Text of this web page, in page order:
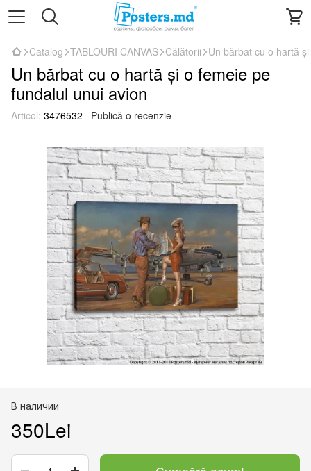
Catalog TABLOURI CANVAS Călătorii Un bărbat cu o hartă
Un bărbat cu o hartă și o femeie pe
fundalul unui avion
Articol: 3476532 Publică o recenzie
В наличии
350Lei